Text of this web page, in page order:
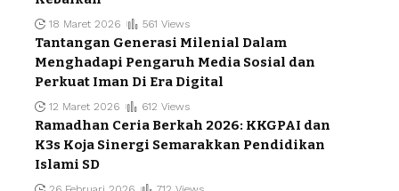
18 Maret 2026 561 Views
Tantangan Generasi Milenial Dalam
Menghadapi Pengaruh Media Sosial dan
Perkuat Iman Di Era Digital
12 Maret 2026 612 Views
Ramadhan Ceria Berkah 2026: KKGPAI dan
K3s Koja Sinergi Semarakkan Pendidikan
Islami SD